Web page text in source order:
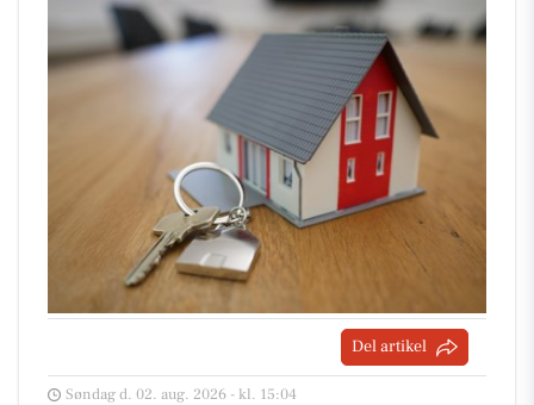
Del artikel
Søndag d. 02. aug. 2026 - kl. 15:04